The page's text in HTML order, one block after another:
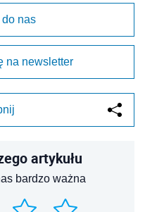
do nas
na newsletter
artykułu
bardzo ważna